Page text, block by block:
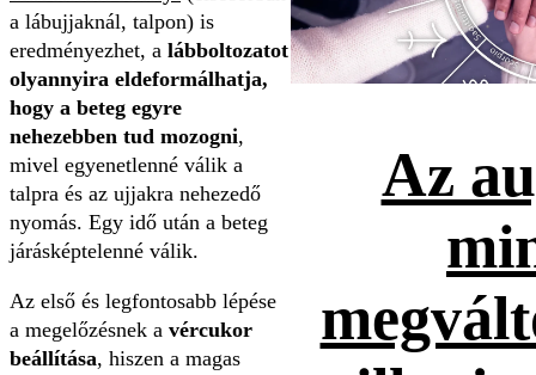
a lábujjaknál, talpon) is
eredményezhet, a lábboltozatot
olyannyira eldeformálhatja,
hogy a beteg egyre
nehezebben tud mozogni,
mivel egyenetlenné válik a
talpra és az ujjakra nehezedő
nyomás. Egy idő után a beteg
járásképtelenné válik.
Az első és legfontosabb lépése
a megelőzésnek a vércukor
beállítása, hiszen a magas
Az